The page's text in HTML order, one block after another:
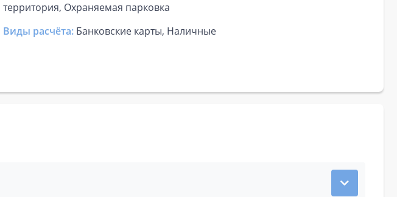
территория, Охраняемая парковка
Виды расчёта: Банковские карты, Наличные